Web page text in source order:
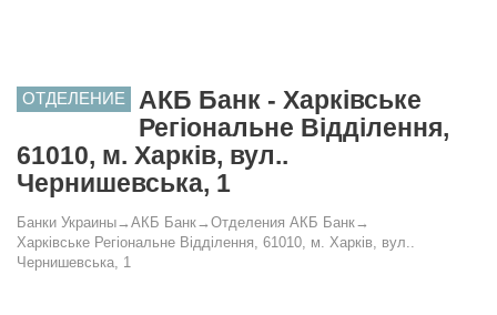
ОТДЕЛЕНИЕ
АКБ Банк - Харківське
Регіональне Відділення,
61010, м. Харків, вул..
Чернишевська, 1
Банки Украины→ АКБ Банк→ Отделения АКБ Банк→
Харківське Регіональне Відділення, 61010, м. Харків, вул..
Чернишевська, 1